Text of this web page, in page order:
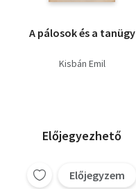
A pálosok és a tanügy
Kisbán Emil
Előjegyezhető
Előjegyzem